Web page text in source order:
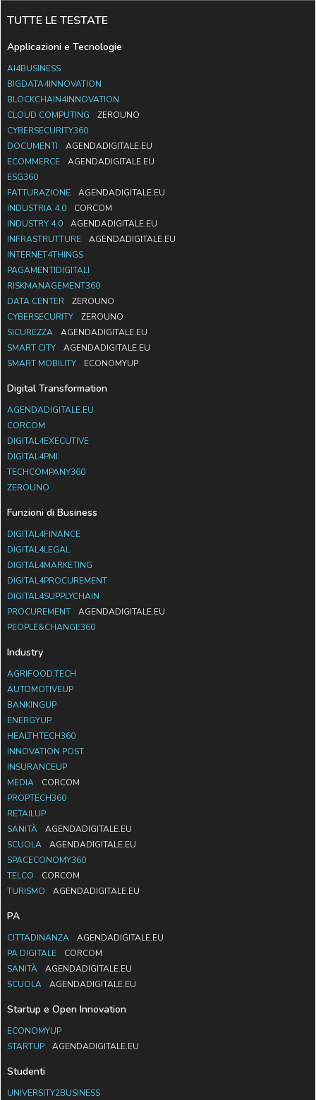
TUTTE LE TESTATE
Applicazioni e Tecnologie
AI4BUSINESS
BIGDATA4INNOVATION
BLOCKCHAIN4INNOVATION
CLOUD COMPUTING
ZEROUNO
CYBERSECURITY360
DOCUMENTI
AGENDADIGITALE.EU
ECOMMERCE
AGENDADIGITALE.EU
ESG360
FATTURAZIONE
AGENDADIGITALE.EU
INDUSTRIA 4.0
CORCOM
INDUSTRY 4.0
AGENDADIGITALE.EU
INFRASTRUTTURE
AGENDADIGITALE.EU
INTERNET4THINGS
PAGAMENTIDIGITALI
RISKMANAGEMENT360
DATA CENTER
ZEROUNO
CYBERSECURITY
ZEROUNO
SICUREZZA
AGENDADIGITALE.EU
SMART CITY
AGENDADIGITALE.EU
SMART MOBILITY
ECONOMYUP
Digital Transformation
AGENDADIGITALE.EU
CORCOM
DIGITAL4EXECUTIVE
DIGITAL4PMI
TECHCOMPANY360
ZEROUNO
Funzioni di Business
DIGITAL4FINANCE
DIGITAL4LEGAL
DIGITAL4MARKETING
DIGITAL4PROCUREMENT
DIGITAL4SUPPLYCHAIN
PROCUREMENT
AGENDADIGITALE.EU
PEOPLE&CHANGE360
Industry
AGRIFOOD.TECH
AUTOMOTIVEUP
BANKINGUP
ENERGYUP
HEALTHTECH360
INNOVATION POST
INSURANCEUP
MEDIA
CORCOM
PROPTECH360
RETAILUP
SANITÀ
AGENDADIGITALE.EU
SCUOLA
AGENDADIGITALE.EU
SPACECONOMY360
TELCO
CORCOM
TURISMO
AGENDADIGITALE.EU
PA
CITTADINANZA
AGENDADIGITALE.EU
PA DIGITALE
CORCOM
SANITÀ
AGENDADIGITALE.EU
SCUOLA
AGENDADIGITALE.EU
Startup e Open Innovation
ECONOMYUP
STARTUP
AGENDADIGITALE.EU
Studenti
UNIVERSITY2BUSINESS